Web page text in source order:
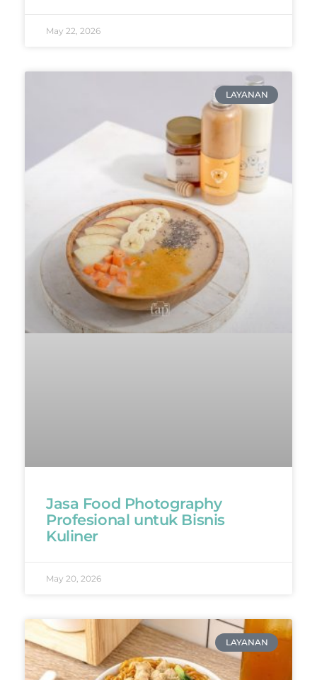
May 22, 2026
LAYANAN
Jasa Food Photography
Profesional untuk Bisnis
Kuliner
May 20, 2026
LAYANAN